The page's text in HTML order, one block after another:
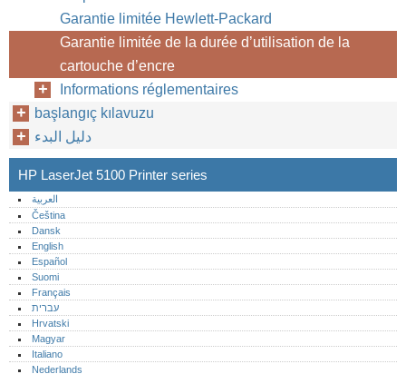
Garantie limitée Hewlett-Packard
Garantie limitée de la durée d’utilisation de la
cartouche d’encre
Informations réglementaires
başlangıç kılavuzu
دليل البدء
HP LaserJet 5100 Printer series
العربية
Čeština
Dansk
English
Español
Suomi
Français
עברית
Hrvatski
Magyar
Italiano
Nederlands